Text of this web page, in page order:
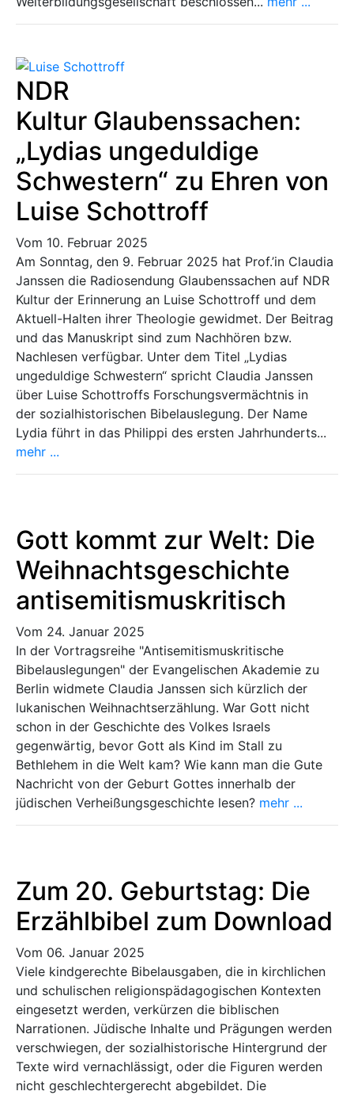
NDR
Kultur Glaubenssachen:
„Lydias ungeduldige
Schwestern“ zu Ehren von
Luise Schottroff
Vom 10. Februar 2025
Am Sonntag, den 9. Februar 2025 hat Prof.’in Claudia
Janssen die Radiosendung Glaubenssachen auf NDR
Kultur der Erinnerung an Luise Schottroff und dem
Aktuell-Halten ihrer Theologie gewidmet. Der Beitrag
und das Manuskript sind zum Nachhören bzw.
Nachlesen verfügbar. Unter dem Titel „Lydias
ungeduldige Schwestern“ spricht Claudia Janssen
über Luise Schottroffs Forschungsvermächtnis in
der sozialhistorischen Bibelauslegung. Der Name
Lydia führt in das Philippi des ersten Jahrhunderts...
mehr ...
Gott kommt zur Welt: Die
Weihnachtsgeschichte
antisemitismuskritisch
Vom 24. Januar 2025
In der Vortragsreihe "Antisemitismuskritische
Bibelauslegungen" der Evangelischen Akademie zu
Berlin widmete Claudia Janssen sich kürzlich der
lukanischen Weihnachtserzählung. War Gott nicht
schon in der Geschichte des Volkes Israels
gegenwärtig, bevor Gott als Kind im Stall zu
Bethlehem in die Welt kam? Wie kann man die Gute
Nachricht von der Geburt Gottes innerhalb der
jüdischen Verheißungsgeschichte lesen? mehr ...
Zum 20. Geburtstag: Die
Erzählbibel zum Download
Vom 06. Januar 2025
Viele kindgerechte Bibelausgaben, die in kirchlichen
und schulischen religionspädagogischen Kontexten
eingesetzt werden, verkürzen die biblischen
Narrationen. Jüdische Inhalte und Prägungen werden
verschwiegen, der sozialhistorische Hintergrund der
Texte wird vernachlässigt, oder die Figuren werden
nicht geschlechtergerecht abgebildet. Die